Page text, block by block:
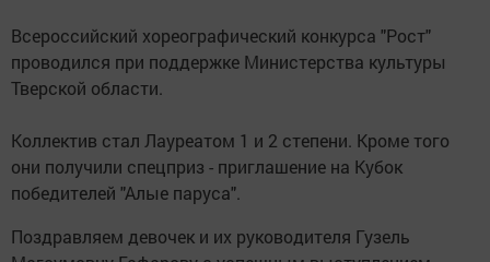
Всероссийский хореографический конкурса "Рост"
проводился при поддержке Министерства культуры
Тверской области.
Коллектив стал Лауреатом 1 и 2 степени. Кроме того
они получили спецприз - приглашение на Кубок
победителей "Алые паруса".
Поздравляем девочек и их руководителя Гузель